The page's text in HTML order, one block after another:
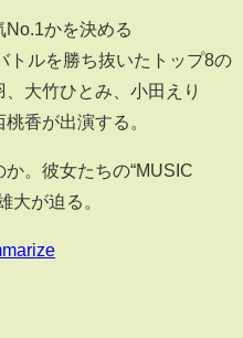
No.1かを決める
トルを勝ち抜いたトップ8の
大竹ひとみ、小田えり
香が出演する。
。彼女たちの“MUSIC
大が迫る。